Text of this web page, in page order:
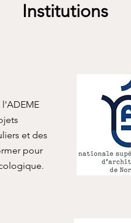
Institutions
l'ADEME
et des
pour